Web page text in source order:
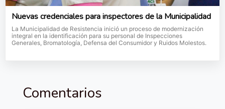
Nuevas credenciales para inspectores de la Municipalidad
La Municipalidad de Resistencia inició un proceso de modernización
integral en la identificación para su personal de Inspecciones
Generales, Bromatología, Defensa del Consumidor y Ruidos Molestos.
Comentarios